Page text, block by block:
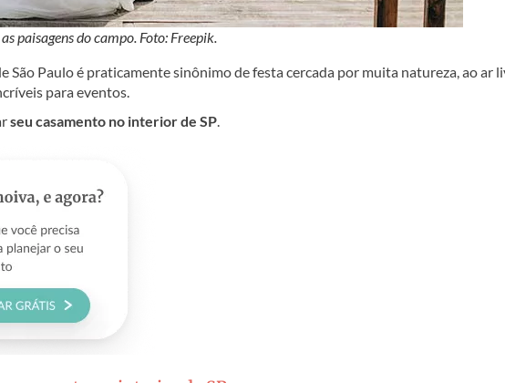
paisagens do campo. Foto: Freepik.
Paulo é praticamente sinônimo de festa cercada por muita natureza, ao ar
para eventos.
seu casamento no interior de SP.